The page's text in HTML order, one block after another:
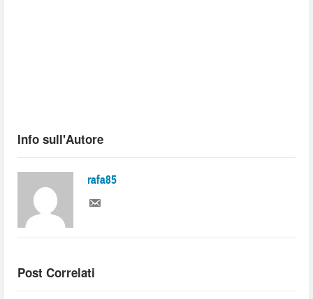
Info sull'Autore
rafa85
Post Correlati